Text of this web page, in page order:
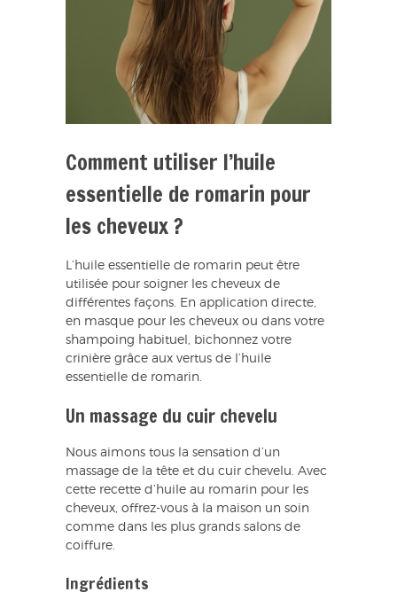
Comment utiliser l’huile
essentielle de romarin pour
les cheveux ?
L’huile essentielle de romarin peut être
utilisée pour soigner les cheveux de
différentes façons. En application directe,
en masque pour les cheveux ou dans votre
shampoing habituel, bichonnez votre
crinière grâce aux vertus de l’huile
essentielle de romarin.
Un massage du cuir chevelu
Nous aimons tous la sensation d’un
massage de la tête et du cuir chevelu. Avec
cette recette d’huile au romarin pour les
cheveux, offrez-vous à la maison un soin
comme dans les plus grands salons de
coiffure.
Ingrédients